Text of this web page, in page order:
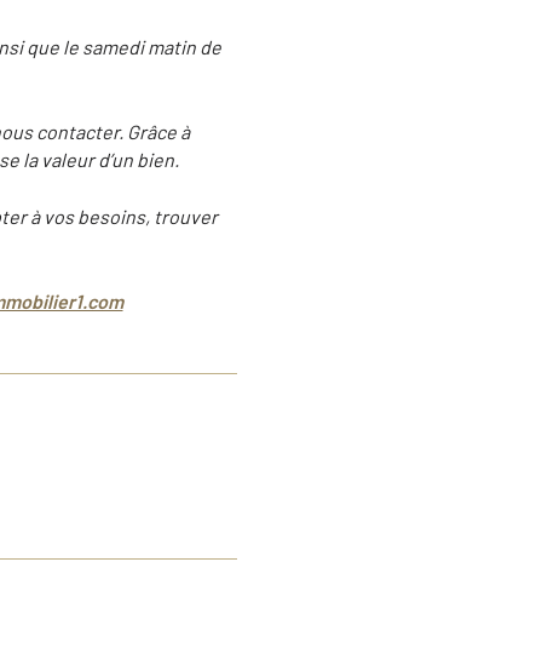
que le samedi matin de
contacter. Grâce à
la valeur d’un bien.
à vos besoins, trouver